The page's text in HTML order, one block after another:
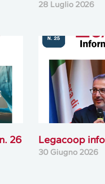
28 Luglio 2026
26 Legacoop
30 Giugno 2026